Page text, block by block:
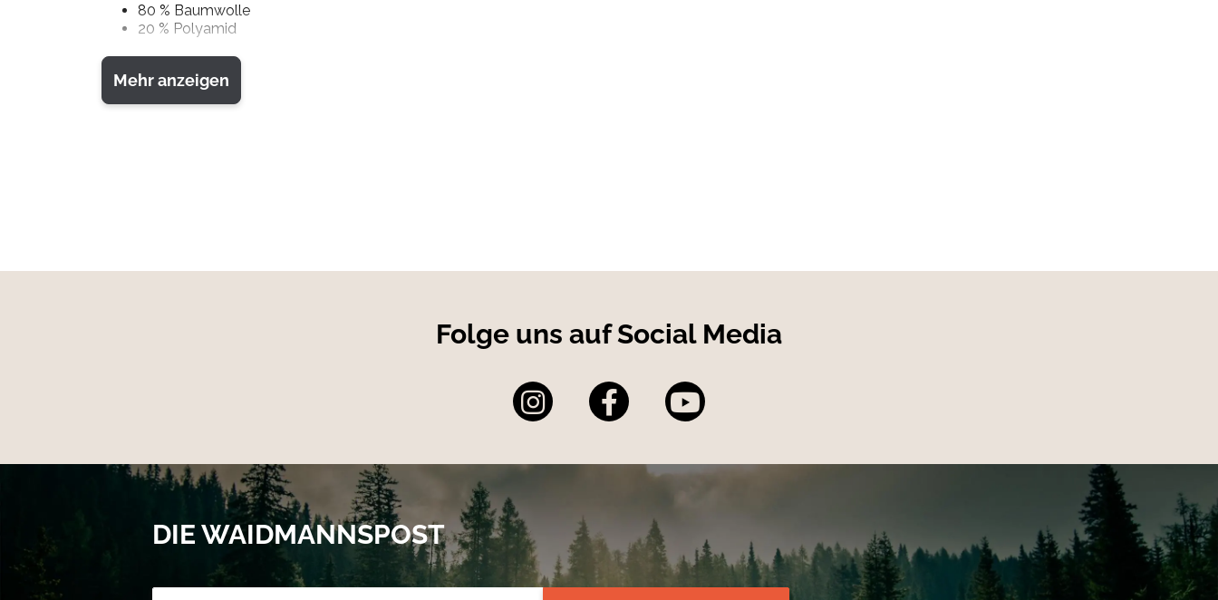
80 % Baumwolle
20 % Polyamid
Ein zuverlässiger Canvasgürtel, der Funktionalität, Strapazierfähigkeit und zeitloses Design vereint.
Mehr anzeigen
Folge uns auf Social Media
DIE WAIDMANNSPOST